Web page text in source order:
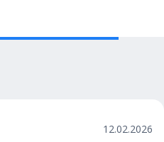
12.02.2026